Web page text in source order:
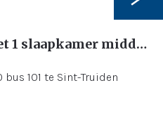
Appartement met 1 slaapkamer midden in het centrum
bus 101 te Sint-Truiden